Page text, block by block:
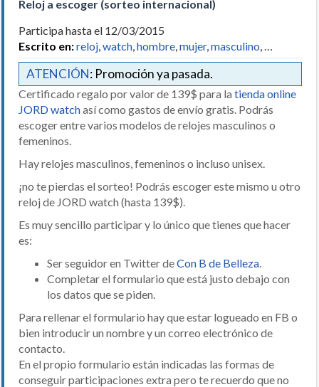
Reloj a escoger (sorteo internacional)
Participa hasta el 12/03/2015
Escrito en:reloj watch hombre mujer, masculino
ATENCIÓN: Promoción ya pasada.
Certificado regalo por valor de 139$ para la tienda online
JORD watchasí como gastos de envío gratis. Podrás
escoger entre varios modelos de relojes masculinos o
femeninos.
Hay relojes masculinos, femeninos o incluso unisex.
¡no te pierdas el sorteo! Podrás escoger este mismo u otro
reloj de JORD watch (hasta 139$).
Es muy sencillo participar y lo único que tienes que hacer
es:
Ser seguidor en Twitter deCon B de Belleza
Completar el formulario que está justo debajo con
los datos que se piden.
Para rellenar el formulario hay que estar logueado en FB o
bien introducir un nombre y un correo electrónico de
contacto.
En el propio formulario están indicadas las formas de
conseguir participaciones extra pero te recuerdo que no